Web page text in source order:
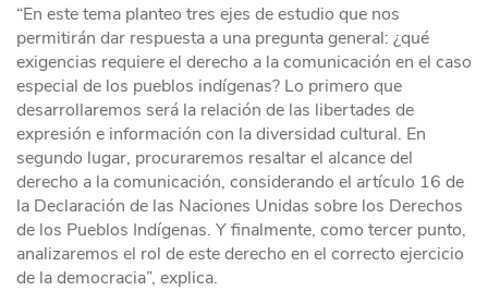
“En este tema planteo tres ejes de estudio que nos
permitirán dar respuesta a una pregunta general: ¿qué
exigencias requiere el derecho a la comunicación en el caso
especial de los pueblos indígenas? Lo primero que
desarrollaremos será la relación de las libertades de
expresión e información con la diversidad cultural. En
segundo lugar, procuraremos resaltar el alcance del
derecho a la comunicación, considerando el artículo 16 de
la Declaración de las Naciones Unidas sobre los Derechos
de los Pueblos Indígenas. Y finalmente, como tercer punto,
analizaremos el rol de este derecho en el correcto ejercicio
de la democracia”, explica.